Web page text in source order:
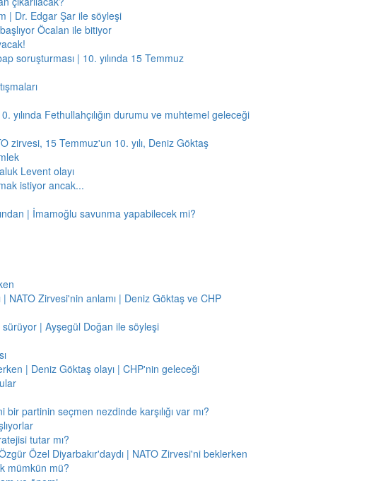
| Dr. Edgar Şar ile söyleşi
Öcalan ile bitiyor
soruşturması | 10. yılında 15 Temmuz
yılında Fethullahçılığın durumu ve muhtemel geleceği
zirvesi, 15 Temmuz'un 10. yılı, Deniz Göktaş
Levent olayı
istiyor ancak...
| İmamoğlu savunma yapabilecek mi?
NATO Zirvesi'nin anlamı | Deniz Göktaş ve CHP
| Ayşegül Doğan ile söyleşi
| Deniz Göktaş olayı | CHP'nin geleceği
partinin seçmen nezdinde karşılığı var mı?
tutar mı?
Özel Diyarbakır'daydı | NATO Zirvesi'ni beklerken
mümkün mü?